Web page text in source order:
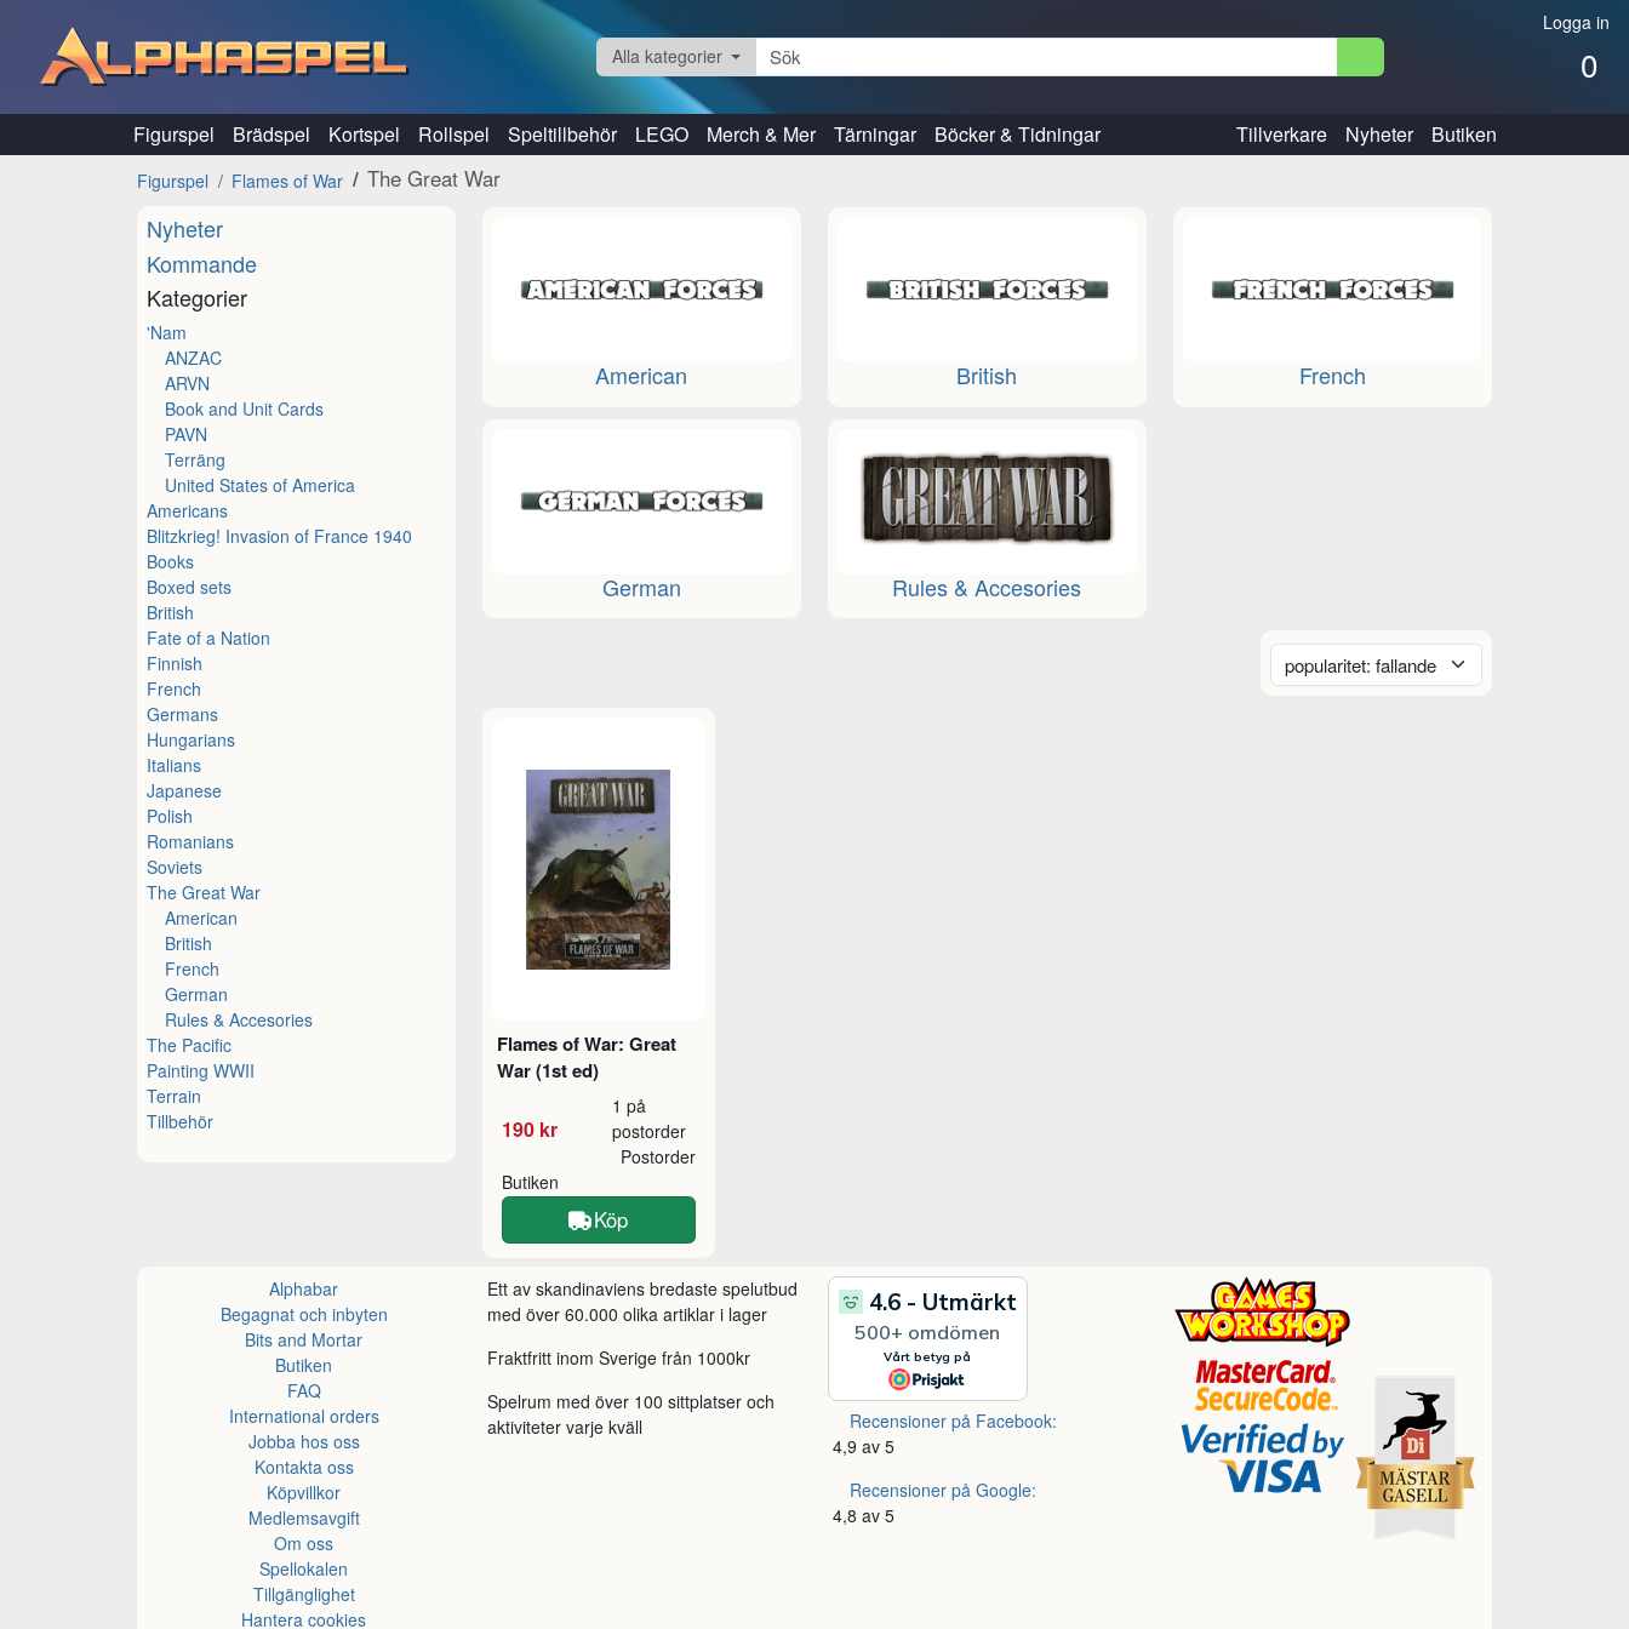
Logga in
0
Alla kategorier
Figurspel Brädspel Kortspel Rollspel Speltillbehör LEGO Merch & Mer Tärningar Böcker & Tidningar Tillverkare Nyheter Butiken
Figurspel Flames of War The Great War
Nyheter
Kommande
Kategorier
'Nam
ANZAC
ARVN
Book and Unit Cards
PAVN
Terräng
United States of America
Americans
Blitzkrieg! Invasion of France 1940
Books
Boxed sets
British
Fate of a Nation
Finnish
French
Germans
Hungarians
Italians
Japanese
Polish
Romanians
Soviets
The Great War
American
British
French
German
Rules & Accesories
The Pacific
Painting WWII
Terrain
Tillbehör
American British French
German Rules & Accesories
Flames of War: Great
War (1st ed)
190 kr
1 på
postorder
Butiken
Postorder
Köp
Alphabar
Begagnat och inbyten
Bits and Mortar
Butiken
FAQ
International orders
Jobba hos oss
Kontakta oss
Köpvillkor
Medlemsavgift
Om oss
Spellokalen
Tillgänglighet
Hantera cookies
Ett av skandinaviens bredaste spelutbud
med över 60.000 olika artiklar i lager
Fraktfritt inom Sverige från 1000kr
Spelrum med över 100 sittplatser och
aktiviteter varje kväll
Recensioner på Facebook:
4,9 av 5
Recensioner på Google:
4,8 av 5